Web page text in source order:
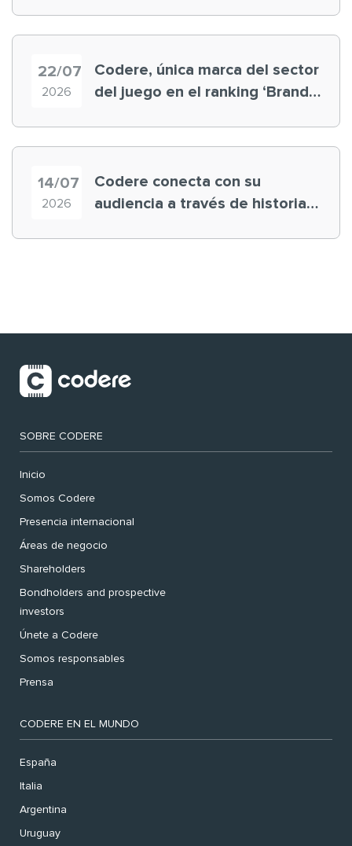
22/07
2026
Codere, única marca del sector
del juego en el ranking ‘Brand
14/07
2026
Codere conecta con su
audiencia a través de historias
SOBRE CODERE
Inicio
Somos Codere
Presencia internacional
Áreas de negocio
Shareholders
Bondholders and prospective
investors
Únete a Codere
Somos responsables
Prensa
CODERE EN EL MUNDO
España
Italia
Argentina
Uruguay